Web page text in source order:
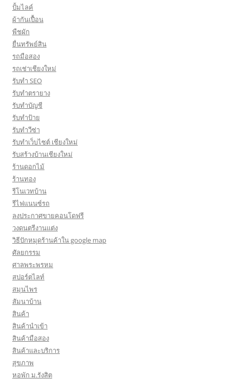
ปั้มไลค์
ผ้ากันเปื้อน
พืชผัก
ยื่นทรัพย์สิน
รถมือสอง
รถเช่าเชียงใหม่
รับทำ SEO
รับทำตรายาง
รับทำบัญชี
รับทำป้าย
รับทำวีซ่า
รับทำเว็บไซต์ เชียงใหม่
รับสร้างบ้านเชียงใหม่
ร้านดอกไม้
ร้านทอง
รีโนเวทบ้าน
รีไฟแนนซ์รถ
ลงประกาศขายคอนโดฟรี
วงดนตรีงานแต่ง
วิธีปักหมุดร้านค้าใน google map
ศัลยกรรม
ศาลพระพรหม
สปอร์ตไลท์
สมุนไพร
สัมนาบ้าน
สินค้า
สินค้านำเข้า
สินค้ามือสอง
สินค้าและบริการ
สุขภาพ
หอพัก ม.รังสิต